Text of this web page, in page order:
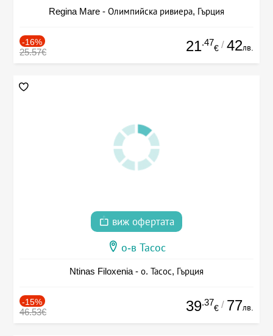
Regina Mare - Олимпийска ривиера, Гърция
-16%
25.57€ 21.47
€ / 42лв.
виж офертата
о-в Тасос
Ntinas Filoxenia - о. Тасос, Гърция
-15%
46.53€ 39.37
€ / 77лв.